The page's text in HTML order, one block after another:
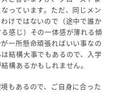
っています。ただ、同じメン
けではないので（途中で誰か
感じ）その一体感が薄れる傾
一所懸命頑張ればいい事なの
結構大事でもあるので、入学
構あるかもしれません。
もあるので、ご自身に合った